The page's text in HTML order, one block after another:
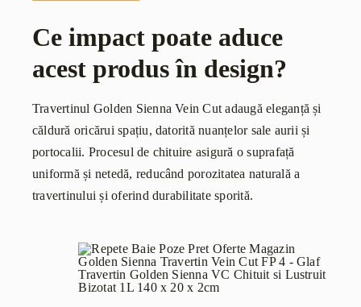
Ce impact poate aduce
acest produs în design?
Travertinul Golden Sienna Vein Cut adaugă eleganță și
căldură oricărui spațiu, datorită nuanțelor sale aurii și
portocalii. Procesul de chituire asigură o suprafață
uniformă și netedă, reducând porozitatea naturală a
travertinului și oferind durabilitate sporită.